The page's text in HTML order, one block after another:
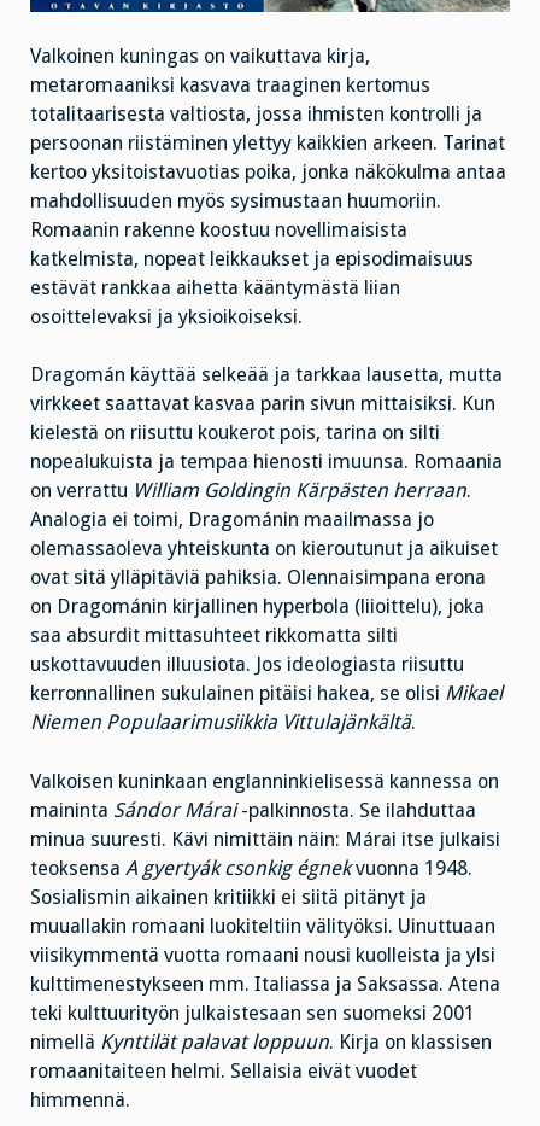
Valkoinen kuningas on vaikuttava kirja,
metaromaaniksi kasvava traaginen kertomus
totalitaarisesta valtiosta, jossa ihmisten kontrolli ja
persoonan riistäminen ylettyy kaikkien arkeen. Tarinat
kertoo yksitoistavuotias poika, jonka näkökulma antaa
mahdollisuuden myös sysimustaan huumoriin.
Romaanin rakenne koostuu novellimaisista
katkelmista, nopeat leikkaukset ja episodimaisuus
estävät rankkaa aihetta kääntymästä liian
osoittelevaksi ja yksioikoiseksi.
Dragomán käyttää selkeää ja tarkkaa lausetta, mutta
virkkeet saattavat kasvaa parin sivun mittaisiksi. Kun
kielestä on riisuttu koukerot pois, tarina on silti
nopealukuista ja tempaa hienosti imuunsa. Romaania
on verrattu William Goldingin Kärpästen herraan.
Analogia ei toimi, Dragománin maailmassa jo
olemassaoleva yhteiskunta on kieroutunut ja aikuiset
ovat sitä ylläpitäviä pahiksia. Olennaisimpana erona
on Dragománin kirjallinen hyperbola (liioittelu), joka
saa absurdit mittasuhteet rikkomatta silti
uskottavuuden illuusiota. Jos ideologiasta riisuttu
kerronnallinen sukulainen pitäisi hakea, se olisi Mikael
Niemen Populaarimusiikkia Vittulajänkältä.
Valkoisen kuninkaan englanninkielisessä kannessa on
maininta Sándor Márai-palkinnosta. Se ilahduttaa
minua suuresti. Kävi nimittäin näin: Márai itse julkaisi
teoksensa A gyertyák csonkig égnekvuonna 1948.
Sosialismin aikainen kritiikki ei siitä pitänyt ja
muuallakin romaani luokiteltiin välityöksi. Uinuttuaan
viisikymmentä vuotta romaani nousi kuolleista ja ylsi
kulttimenestykseen mm. Italiassa ja Saksassa. Atena
teki kulttuurityön julkaistesaan sen suomeksi 2001
nimellä Kynttilät palavat loppuun. Kirja on klassisen
romaanitaiteen helmi. Sellaisia eivät vuodet
himmennä.